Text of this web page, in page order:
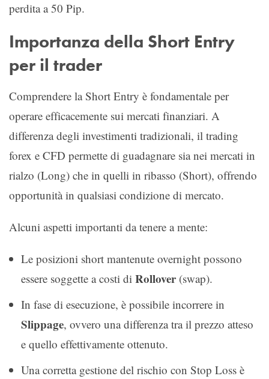
perdita a 50 Pip.
Importanza della Short Entry
per il trader
Comprendere la Short Entry è fondamentale per
operare efficacemente sui mercati finanziari. A
differenza degli investimenti tradizionali, il trading
forex e CFD permette di guadagnare sia nei mercati in
rialzo (Long) che in quelli in ribasso (Short), offrendo
opportunità in qualsiasi condizione di mercato.
Alcuni aspetti importanti da tenere a mente:
Le posizioni short mantenute overnight possono
essere soggette a costi di Rollover(swap).
In fase di esecuzione, è possibile incorrere in
Slippage, ovvero una differenza tra il prezzo atteso
e quello effettivamente ottenuto.
Una corretta gestione del rischio con Stop Loss è